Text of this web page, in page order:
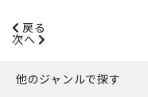
戻る
次へ
他のジャンルで探す